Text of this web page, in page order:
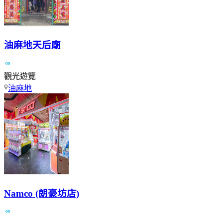
油麻地天后廟
觀光遊覽
油麻地
Namco (朗豪坊店)